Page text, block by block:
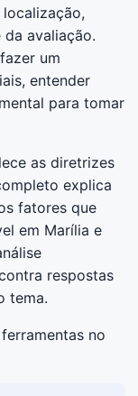
avaliação.
um
entender
para tomar
as diretrizes
explica
fatores que
em Marília e
respostas
tema.
no